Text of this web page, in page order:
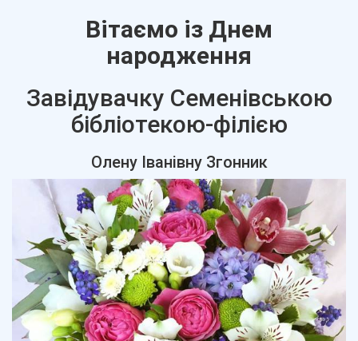
Вітаємо із Днем
народження
Завідувачку Семенівською
бібліотекою-філією
Олену Іванівну Згонник